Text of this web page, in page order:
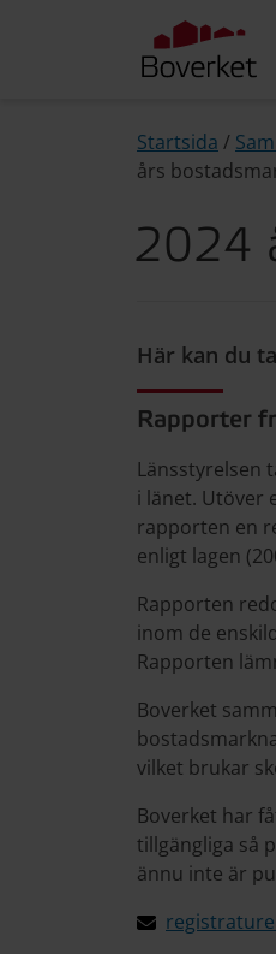
Startsida /
års
2024
Här kan du
Rapporter
Länsstyrelsen
i länet. Utöver
rapporten en
enligt lagen
Rapporten
inom de
Rapporten
Boverket
vilket brukar
Boverket har
tillgängliga så
ännu inte är